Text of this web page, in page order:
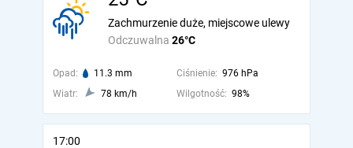
Odczuwalna 26°C
Zachmurzenie duże, miejscowe ulewy
Opad: 11.3 mm Ciśnienie: 976 hPa
Wiatr:
78 km/h Wilgotność: 98%
17:00